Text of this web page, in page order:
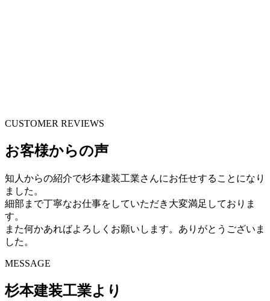
CUSTOMER REVIEWS
お客様からの声
知人からの紹介で杉本建装工業さんにお任せすることになり
ました。
細部まで丁寧なお仕事をしていただき大変満足しておりま
す。
また何かあればよろしくお願いします。ありがとうございま
した。
MESSAGE
杉本建装工業より